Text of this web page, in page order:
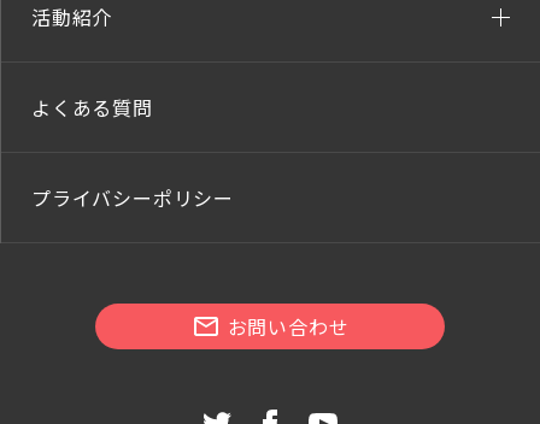
活動紹介
よくある質問
プライバシーポリシー
お問い合わせ